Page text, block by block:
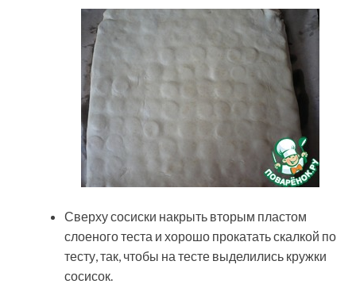
Сверху сосиски накрыть вторым пластом
слоеного теста и хорошо прокатать скалкой по
тесту, так, чтобы на тесте выделились кружки
сосисок.